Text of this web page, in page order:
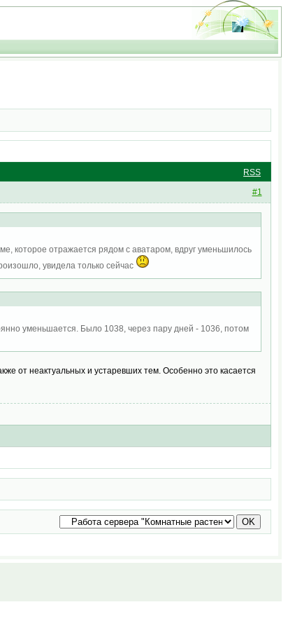
RSS
#1
которое отражается рядом с аватаром, вдруг уменьшилось
увидела только сейчас
уменьшается. Было 1038, через пару дней - 1036, потом
от неактуальных и устаревших тем. Особенно это касается